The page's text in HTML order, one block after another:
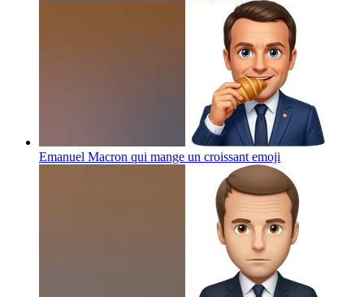
Emanuel Macron qui mange un croissant emoji